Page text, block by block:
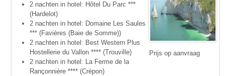
2 nachten in hotel: Hôtel Du Parc ***
(Hardelot)
2 nachten in hotel: Domaine Les Saules
*** (Favières (Baie de Somme))
2 nachten in hotel: Best Western Plus
Hostellerie du Vallon **** (Trouville)
2 nachten in hotel: La Ferme de la
Rançonnière **** (Crépon)
Prijs op aanvraag